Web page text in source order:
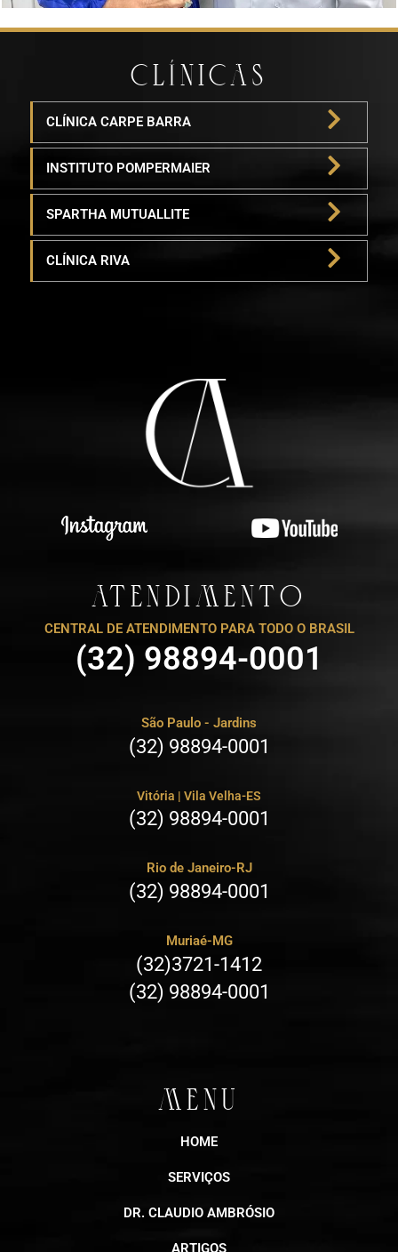
CLÍNICAS
CLÍNICA CARPE BARRA
INSTITUTO POMPERMAIER
SPARTHA MUTUALLITE
CLÍNICA RIVA
ATENDIMENTO
CENTRAL DE ATENDIMENTO PARA TODO O BRASIL
(32) 98894-0001
São Paulo - Jardins
(32) 98894-0001
Vitória | Vila Velha-ES
(32) 98894-0001
Rio de Janeiro-RJ
(32) 98894-0001
Muriaé-MG
(32)3721-1412
(32) 98894-0001
MENU
HOME
SERVIÇOS
DR. CLAUDIO AMBRÓSIO
ARTIGOS